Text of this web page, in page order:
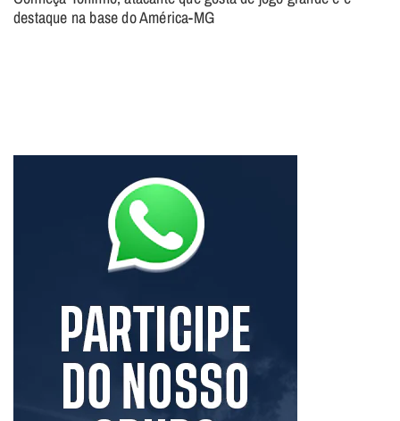
destaque na base do América-MG